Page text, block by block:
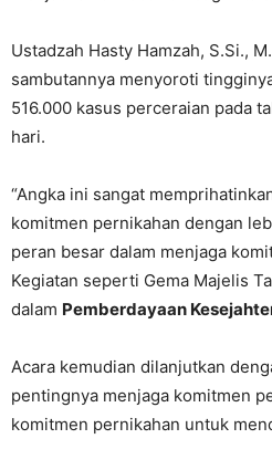
Ustadzah Hasty Hamzah, S.Si.,
sambutannya menyoroti
516.000 kasus perceraian pada
hari.
“Angka ini sangat
komitmen pernikahan dengan
peran besar dalam menjaga
Kegiatan seperti Gema Majelis
dalam Pemberdayaan
Acara kemudian dilanjutkan
pentingnya menjaga komitmen
komitmen pernikahan untuk